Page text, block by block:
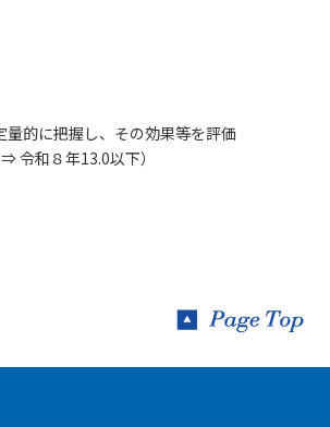
的に把握し、その効果等を評価
令和８年13.0以下）